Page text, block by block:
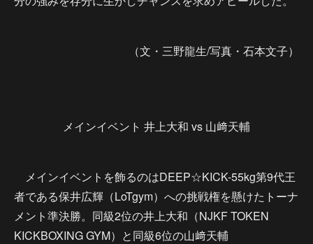
（文・三野龍生/写真・石本文子）
メインイベント 井上大和 vs 山﨑天輔
メインイベントを飾るのはDEEP☆KICK-55kg第9代王
者である保井広輝（LoTgym）への挑戦権を懸けたトーナ
メント準決勝。同級2位の井上大和（NJKF TOKEN
KICKBOXING GYM）と同級6位の山﨑天輔